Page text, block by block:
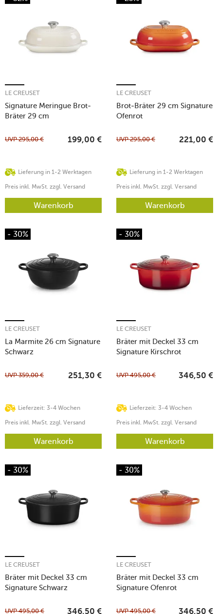
Signature Meringue Brot-
Bräter 29 cm
LE CREUSET
Lieferung in 1-2 Werktagen
UVP295,00 € 199,00 €
Preis inkl. MwSt. zzgl. Versand
Warenkorb
Brot-Bräter 29 cm Signature
Ofenrot
LE CREUSET
Lieferung in 1-2 Werktagen
UVP295,00 € 221,00 €
Preis inkl. MwSt. zzgl. Versand
Warenkorb
- 30%
La Marmite 26 cm Signature
Schwarz
LE CREUSET
Lieferzeit: 3-4 Wochen
UVP359,00 € 251,30 €
Preis inkl. MwSt. zzgl. Versand
Warenkorb
- 30%
Bräter mit Deckel 33 cm
Signature Kirschrot
LE CREUSET
Lieferzeit: 3-4 Wochen
UVP495,00 € 346,50 €
Preis inkl. MwSt. zzgl. Versand
Warenkorb
- 30%
Bräter mit Deckel 33 cm
Signature Schwarz
LE CREUSET
UVP495,00 € 346,50 €
- 30%
Bräter mit Deckel 33 cm
Signature Ofenrot
LE CREUSET
UVP495,00 € 346,50 €